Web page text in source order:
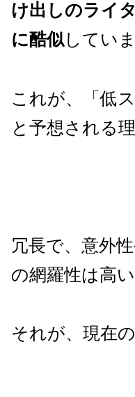
け出しのライ
に酷似していま
これが、「低
と予想される
冗長で、意外
の網羅性は高い
それが、現在